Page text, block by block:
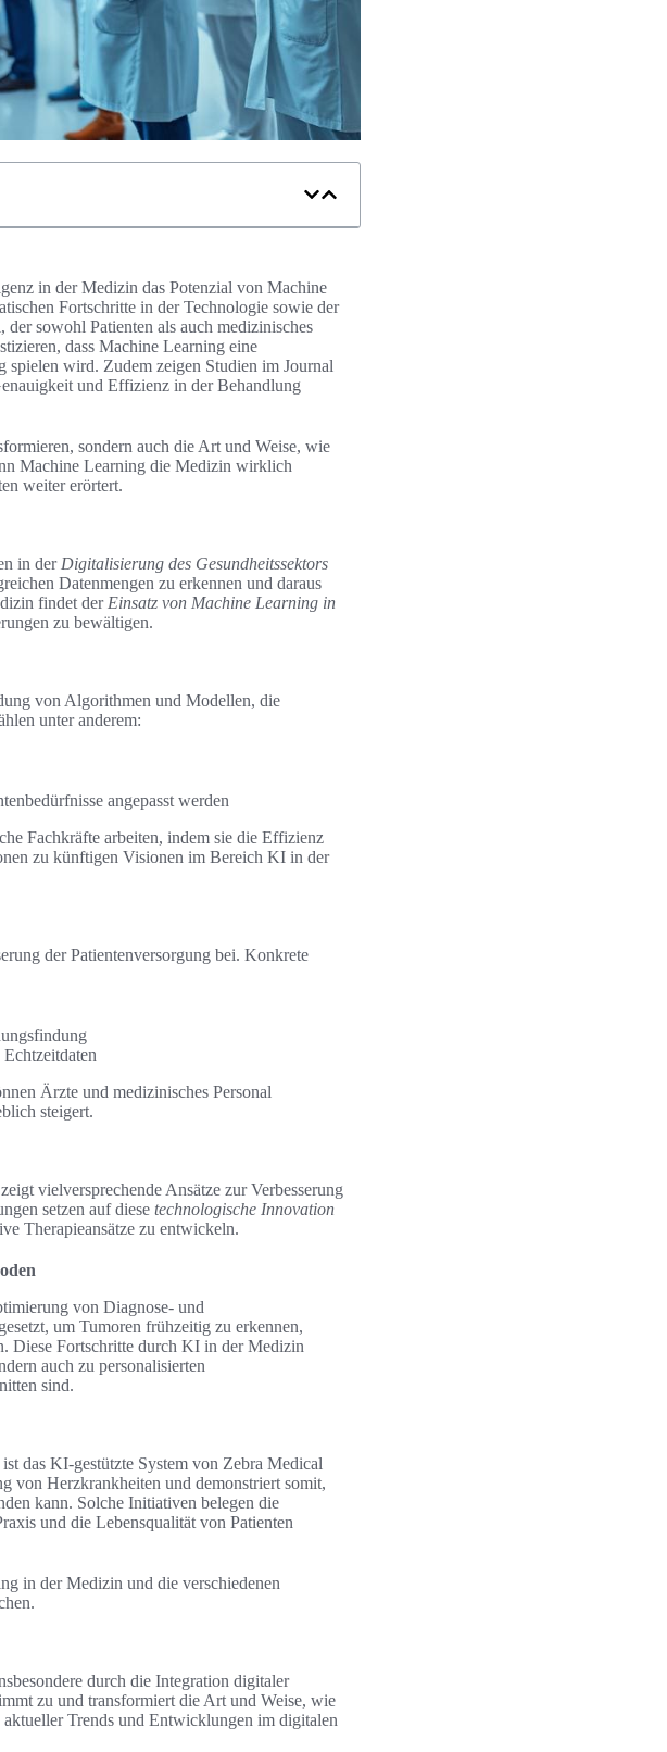
in der Medizin das Potenzial von Machine
Fortschritte in der Technologie sowie der
sowohl Patienten als auch medizinisches
dass Machine Learning eine
spielen wird. Zudem zeigen Studien im Journal
und Effizienz in der Behandlung
sondern auch die Art und Weise, wie
Machine Learning die Medizin wirklich
weiter erörtert.
in der Digitalisierung des Gesundheitssektors
Datenmengen zu erkennen und daraus
findet der Einsatz von Machine Learning in
zu bewältigen.
von Algorithmen und Modellen, die
unter anderem:
angepasst werden
Fachkräfte arbeiten, indem sie die Effizienz
zu künftigen Visionen im Bereich KI in der
der Patientenversorgung bei. Konkrete
Ärzte und medizinisches Personal
steigert.
vielversprechende Ansätze zur Verbesserung
setzen auf diese technologische Innovation
Therapieansätze zu entwickeln.
von Diagnose- und
um Tumoren frühzeitig zu erkennen,
Diese Fortschritte durch KI in der Medizin
auch zu personalisierten
sind.
das KI-gestützte System von Zebra Medical
von Herzkrankheiten und demonstriert somit,
kann. Solche Initiativen belegen die
und die Lebensqualität von Patienten
in der Medizin und die verschiedenen
durch die Integration digitaler
zu und transformiert die Art und Weise, wie
Trends und Entwicklungen im digitalen